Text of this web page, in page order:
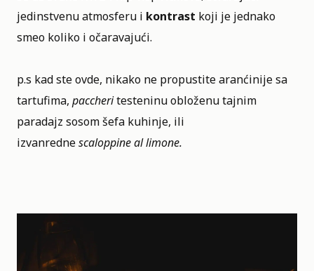
jedinstvenu atmosferu i kontrast koji je jednako
smeo koliko i očaravajući.
p.s kad ste ovde, nikako ne propustite aranćinije sa
tartufima, paccheritesteninu obloženu tajnim
paradajz sosom šefa kuhinje, ili
izvanrednescaloppine al limone.